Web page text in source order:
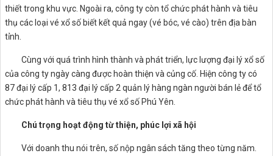
thiết trong khu vực. Ngoài ra, công ty còn tổ chức phát hành và tiêu
thụ các loại vé xổ số biết kết quả ngay (vé bóc, vé cào) trên địa bàn
tỉnh.
Cùng với quá trình hình thành và phát triển, lực lượng đại lý xổ số
của công ty ngày càng được hoàn thiện và củng cố. Hiện công ty có
87 đại lý cấp 1, 813 đại lý cấp 2 quản lý hàng ngàn người bán lẻ để tổ
chức phát hành và tiêu thụ vé xổ số Phú Yên.
Chú trọng hoạt động từ thiện, phúc lợi xã hội
Với doanh thu nói trên, số nộp ngân sách tăng theo từng năm.